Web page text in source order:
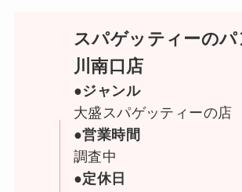
スパゲッティーの
川南口店
●ジャンル
大盛スパゲッティーの店
●営業時間
調査中
●定休日